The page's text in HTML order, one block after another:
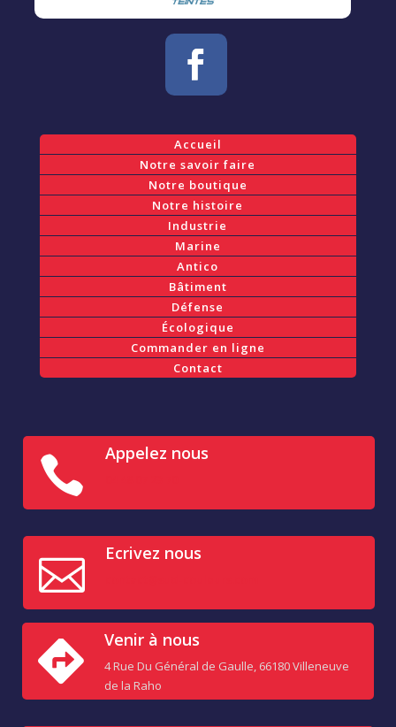
Accueil
Notre savoir faire
Notre boutique
Notre histoire
Industrie
Marine
Antico
Bâtiment
Défense
Écologique
Commander en ligne
Contact
 Appelez nous
 Ecrivez nous
 Venir à nous
4 Rue Du Général de Gaulle, 66180 Villeneuve
de la Raho